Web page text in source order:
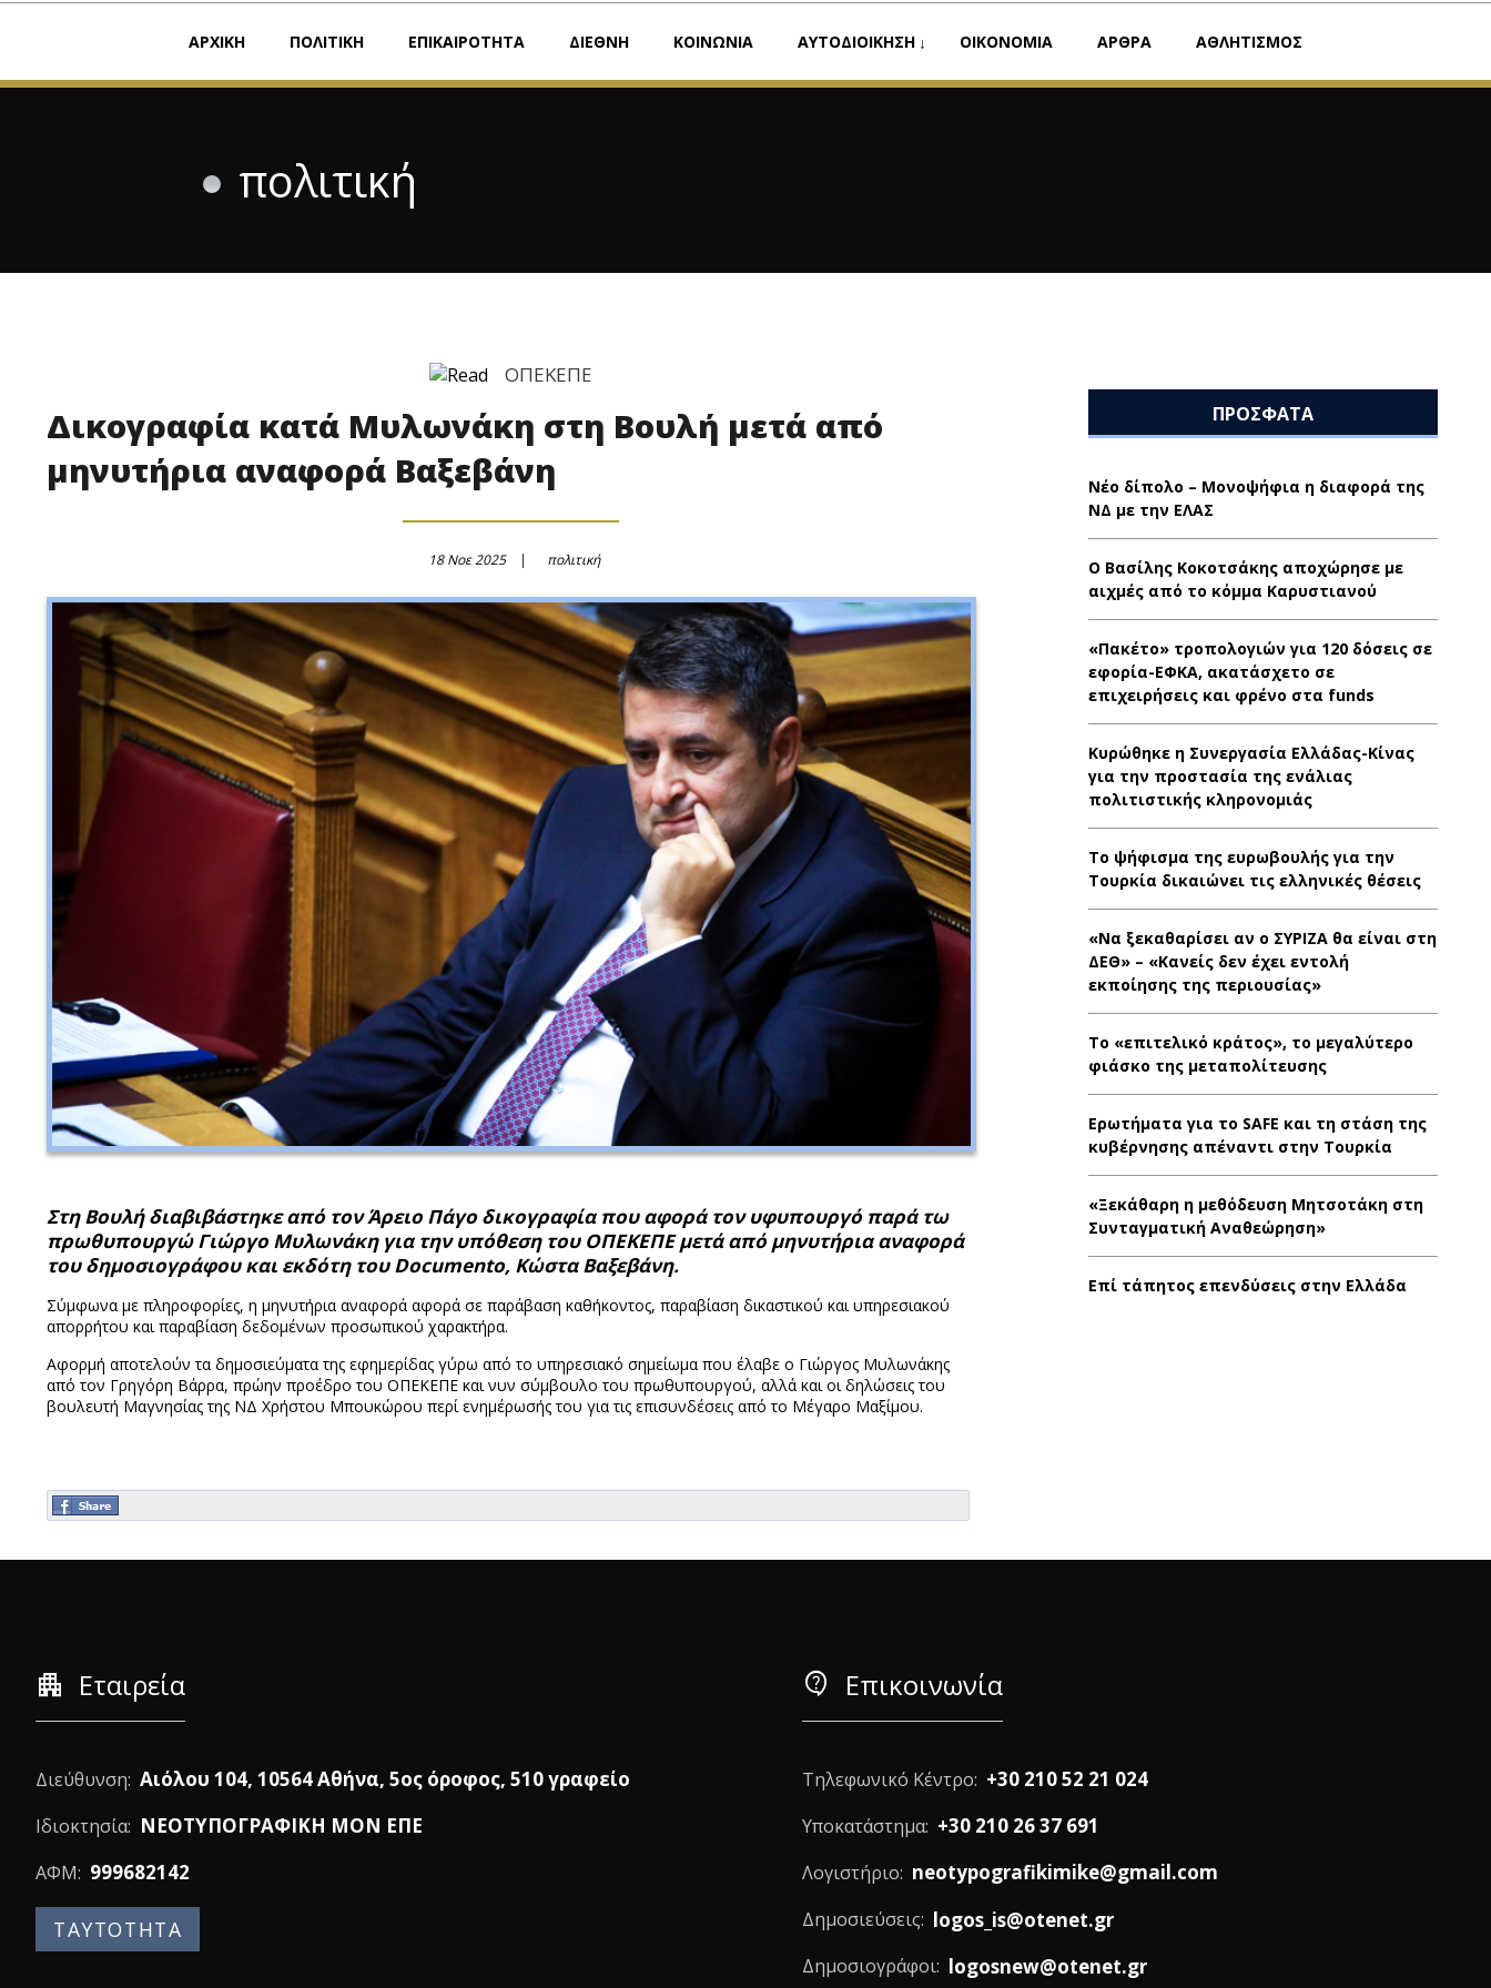
ΑΡΧΙΚΗ ΠΟΛΙΤΙΚΗ ΕΠΙΚΑΙΡΟΤΗΤΑ ΔΙΕΘΝΗ ΚΟΙΝΩΝΙΑ ΑΥΤΟΔΙΟΙΚΗΣΗ ΟΙΚΟΝΟΜΙΑ ΑΡΘΡΑ ΑΘΛΗΤΙΣΜΟΣ
πολιτική
ΟΠΕΚΕΠΕ
Δικογραφία κατά Μυλωνάκη στη Βουλή μετά από
μηνυτήρια αναφορά Βαξεβάνη
18 Νοε 2025 πολιτική
Στη Βουλή διαβιβάστηκε από τον Άρειο Πάγο δικογραφία που αφορά τον υφυπουργό παρά τω
πρωθυπουργώ Γιώργο Μυλωνάκη για την υπόθεση του ΟΠΕΚΕΠΕ μετά από μηνυτήρια αναφορά
του δημοσιογράφου και εκδότη του Documento, Κώστα Βαξεβάνη.
Σύμφωνα με πληροφορίες, η μηνυτήρια αναφορά αφορά σε παράβαση καθήκοντος, παραβίαση δικαστικού και υπηρεσιακού
απορρήτου και παραβίαση δεδομένων προσωπικού χαρακτήρα.
Αφορμή αποτελούν τα δημοσιεύματα της εφημερίδας γύρω από το υπηρεσιακό σημείωμα που έλαβε ο Γιώργος Μυλωνάκης
από τον Γρηγόρη Βάρρα, πρώην προέδρο του ΟΠΕΚΕΠΕ και νυν σύμβουλο του πρωθυπουργού, αλλά και οι δηλώσεις του
βουλευτή Μαγνησίας της ΝΔ Χρήστου Μπουκώρου περί ενημέρωσής του για τις επισυνδέσεις από το Μέγαρο Μαξίμου.
ΠΡΟΣΦΑΤΑ
Νέο δίπολο – Μονοψήφια η διαφορά της
ΝΔ με την ΕΛΑΣ
Ο Βασίλης Κοκοτσάκης αποχώρησε με
αιχμές από το κόμμα Καρυστιανού
«Πακέτο» τροπολογιών για 120 δόσεις σε
εφορία-ΕΦΚΑ, ακατάσχετο σε
επιχειρήσεις και φρένο στα funds
Κυρώθηκε η Συνεργασία Ελλάδας-Κίνας
για την προστασία της ενάλιας
πολιτιστικής κληρονομιάς
Το ψήφισμα της ευρωβουλής για την
Τουρκία δικαιώνει τις ελληνικές θέσεις
«Να ξεκαθαρίσει αν ο ΣΥΡΙΖΑ θα είναι στη
ΔΕΘ» – «Κανείς δεν έχει εντολή
εκποίησης της περιουσίας»
Το «επιτελικό κράτος», το μεγαλύτερο
φιάσκο της μεταπολίτευσης
Ερωτήματα για το SAFE και τη στάση της
κυβέρνησης απέναντι στην Τουρκία
«Ξεκάθαρη η μεθόδευση Μητσοτάκη στη
Συνταγματική Αναθεώρηση»
Επί τάπητος επενδύσεις στην Ελλάδα
apartment Εταιρεία
Διεύθυνση: Αιόλου 104, 10564 Αθήνα, 5ος όροφος, 510 γραφείο
Ιδιοκτησία: ΝΕΟΤΥΠΟΓΡΑΦΙΚΗ ΜΟΝ ΕΠΕ
ΑΦΜ: 999682142
ΤΑΥΤΟΤΗΤΑ
contact_support Επικοινωνία
Τηλεφωνικό Κέντρο: +30 210 52 21 024
Υποκατάστημα: +30 210 26 37 691
Λογιστήριο: neotypografikimike@gmail.com
Δημοσιεύσεις: logos_is@otenet.gr
Δημοσιογράφοι: logosnew@otenet.gr